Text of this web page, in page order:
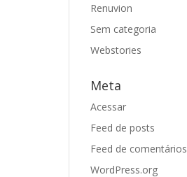
Renuvion
Sem categoria
Webstories
Meta
Acessar
Feed de posts
Feed de comentários
WordPress.org